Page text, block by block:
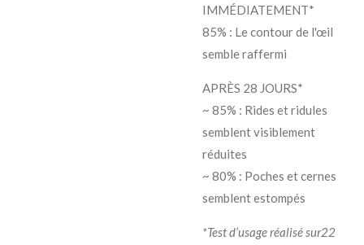
IMMÉDIATEMENT*
85% : Le contour de l'œil
semble raffermi
APRÈS 28 JOURS*
~ 85% : Rides et ridules
semblent visiblement
réduites
~ 80% : Poches et cernes
semblent estompés
*Test d’usage réalisé sur22